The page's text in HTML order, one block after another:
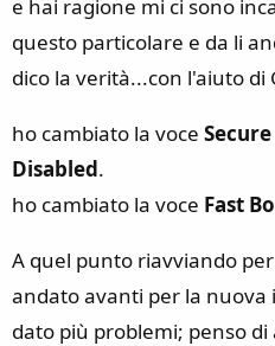
e hai ragione mi ci sono
questo particolare e da li
dico la verità...con l'aiuto di
ho cambiato la voce
Disabled.
ho cambiato la voce Fast
A quel punto riavviando
andato avanti per la nuova
dato più problemi; penso di